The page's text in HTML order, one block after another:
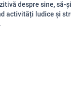
despre sine, să-
activități ludice și